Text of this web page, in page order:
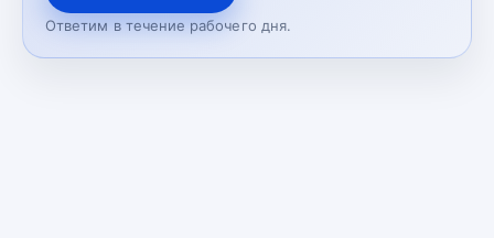
Ответим в течение рабочего дня.